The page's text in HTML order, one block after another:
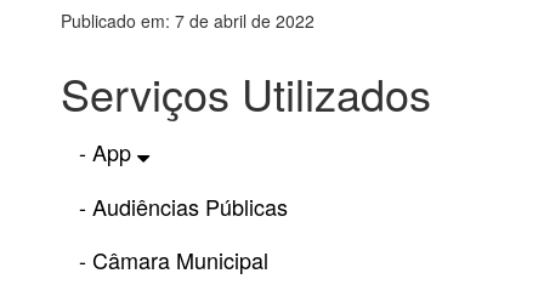
Publicado em: 7 de abril de 2022
Serviços Utilizados
- App
- Audiências Públicas
- Câmara Municipal